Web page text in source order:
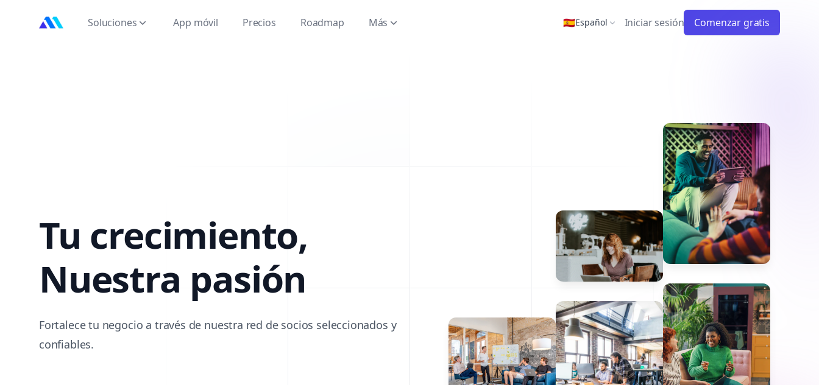
MarktMentorSoluciones App móvil Precios Roadmap Más 🇪🇸Español Iniciar sesión Comenzar gratis
Tu crecimiento,
Nuestra pasión
Fortalece tu negocio a través de nuestra red de socios seleccionados y
confiables.